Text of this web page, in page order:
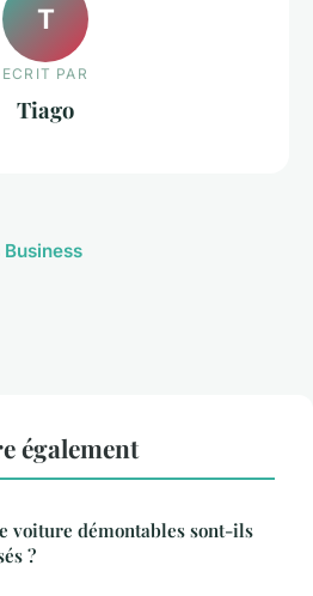
T
ECRIT PAR
Tiago
également
voiture démontables sont-ils
?